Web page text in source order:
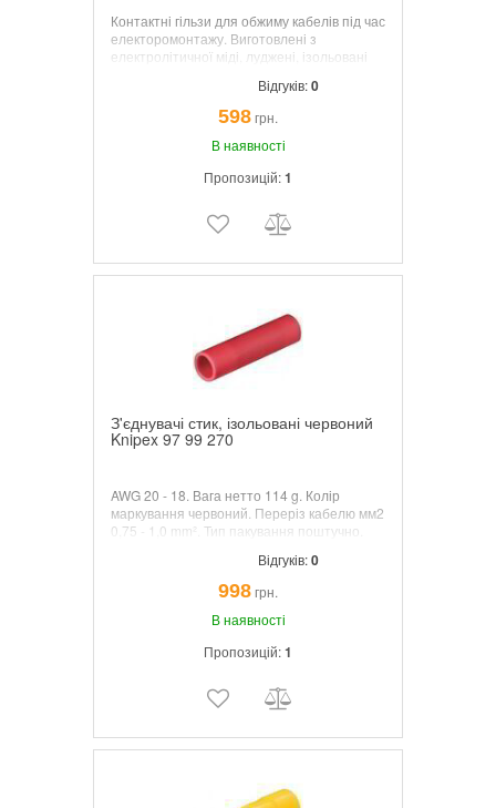
Контактні гільзи для обжиму кабелів під час
електоромонтажу. Виготовлені з
електролітичної міді, луджені, ізольовані
Виготовленні згідно норм DIN 46228-4.
Розмір 16 мм², кількість 100 шт.
Відгуків:0
598грн.
В наявності
Пропозицій:1
З'єднувачі стик, ізольовані червоний
Knipex 97 99 270
AWG 20 - 18. Вага нетто 114 g. Колір
маркування червоний. Переріз кабелю мм2
0,75 - 1,0 mm². Тип пакування поштучно.
Відгуків:0
998грн.
В наявності
Пропозицій:1